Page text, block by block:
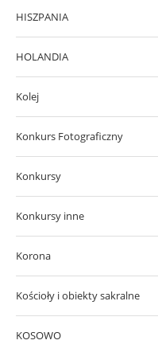
HISZPANIA
HOLANDIA
Kolej
Konkurs Fotograficzny
Konkursy
Konkursy inne
Korona
Kościoły i obiekty sakralne
KOSOWO